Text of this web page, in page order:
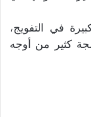
في التفويج،
كثير من أوجه